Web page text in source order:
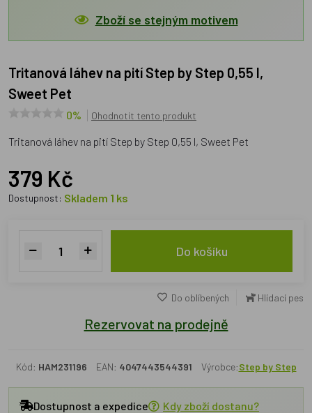
Zboží se stejným motivem
Tritanová láhev na pití Step by Step 0,55 l,
Sweet Pet
0% Ohodnotit tento produkt
Tritanová láhev na pití Step by Step 0,55 l, Sweet Pet
379 Kč
Dostupnost: Skladem 1 ks
Do košíku
Do oblíbených Hlídací pes
Rezervovat na prodejně
Kód: HAM231196 EAN: 4047443544391 Výrobce:Step by Step
Dostupnost a expedice Kdy zboží dostanu?